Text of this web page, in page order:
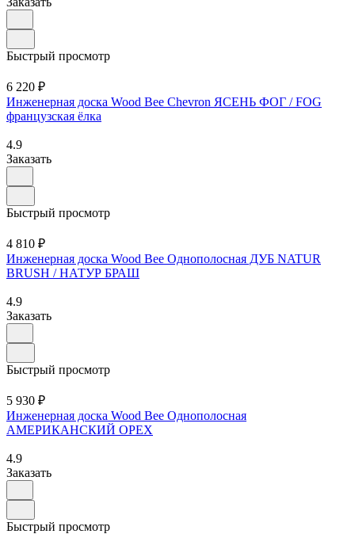
Быстрый просмотр
6 220 ₽
Инженерная доска Wood Bee Chevron ЯСЕНЬ ФОГ / FOG
французская ёлка
4.9
Заказать
Быстрый просмотр
4 810 ₽
Инженерная доска Wood Bee Однополосная ДУБ NATUR
BRUSH / НАТУР БРАШ
4.9
Заказать
Быстрый просмотр
5 930 ₽
Инженерная доска Wood Bee Однополосная
АМЕРИКАНСКИЙ ОРЕХ
4.9
Заказать
Быстрый просмотр